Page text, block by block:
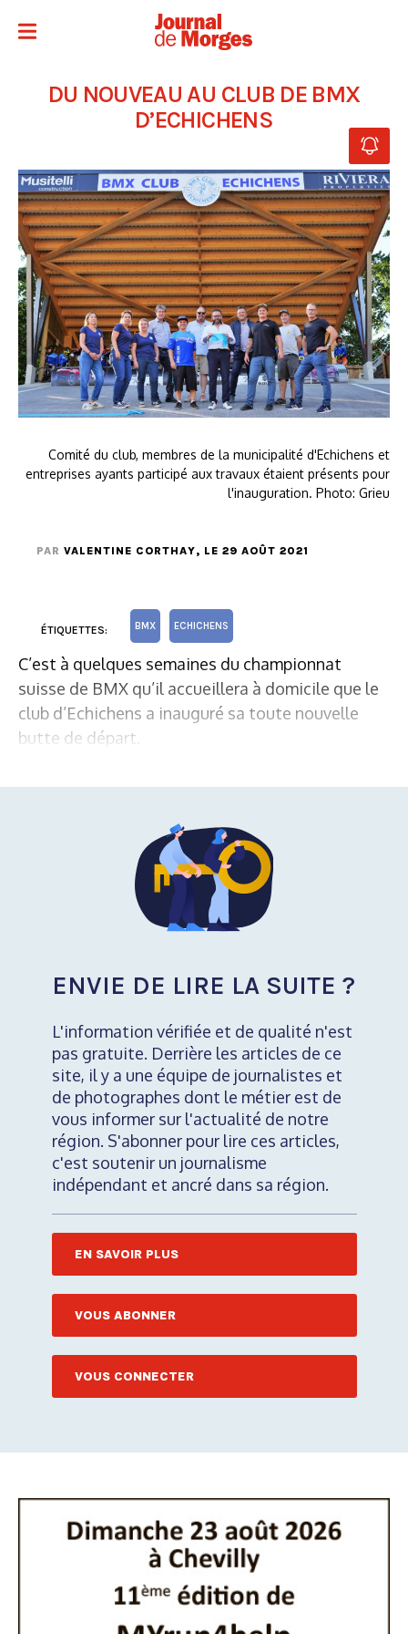
DU NOUVEAU AU CLUB DE BMX
D’ECHICHENS
Comité du club, membres de la municipalité d'Echichens et
entreprises ayants participé aux travaux étaient présents pour
l'inauguration. Photo: Grieu
PAR VALENTINE CORTHAY, LE 29 AOÛT 2021
ÉTIQUETTES: BMX ECHICHENS
C’est à quelques semaines du championnat
suisse de BMX qu’il accueillera à domicile que le
club d’Echichens a inauguré sa toute nouvelle
butte de départ.
ENVIE DE LIRE LA SUITE ?
L'information vérifiée et de qualité n'est
pas gratuite. Derrière les articles de ce
site, il y a une équipe de journalistes et
de photographes dont le métier est de
vous informer sur l'actualité de notre
région. S'abonner pour lire ces articles,
c'est soutenir un journalisme
indépendant et ancré dans sa région.
EN SAVOIR PLUS
VOUS ABONNER
VOUS CONNECTER